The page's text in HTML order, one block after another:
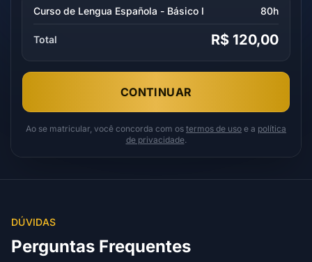
Curso de Lengua Española - Básico I 80h
Total R$ 120,00
CONTINUAR
Ao se matricular, você concorda com os termos de uso e a política
de privacidade.
DÚVIDAS
Perguntas Frequentes